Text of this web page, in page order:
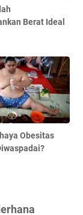
Berat Ideal
Obesitas